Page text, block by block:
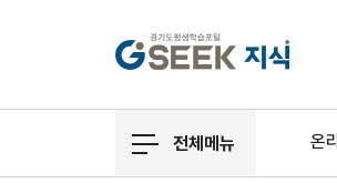
전체메뉴 온